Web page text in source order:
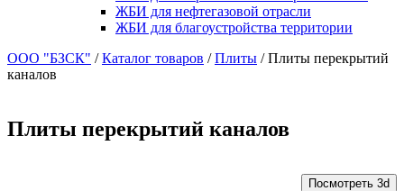
ЖБИ для нефтегазовой отрасли
ЖБИ для благоустройства территории
ООО "БЗСК" /Каталог товаров /Плиты /Плиты перекрытий
каналов
Плиты перекрытий каналов
Посмотреть 3d